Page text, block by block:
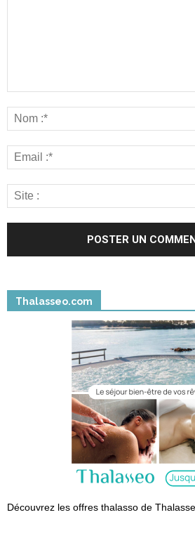
Thalasseo.com
Découvrez les offres thalasso de